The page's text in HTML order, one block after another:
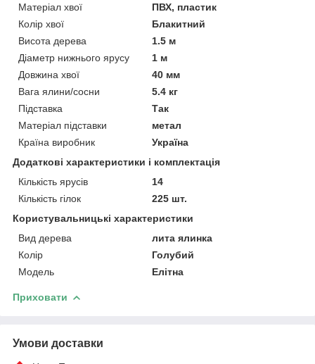
Матеріал хвої
ПВХ, пластик
Колір хвої
Блакитний
Висота дерева
1.5 м
Діаметр нижнього ярусу
1 м
Довжина хвої
40 мм
Вага ялини/сосни
5.4 кг
Підставка
Так
Матеріал підставки
метал
Країна виробник
Україна
Додаткові характеристики і комплектація
Кількість ярусів
14
Кількість гілок
225 шт.
Користувальницькі характеристики
Вид дерева
лита ялинка
Колір
Голубий
Мoдель
Елітна
Приховати
Умови доставки